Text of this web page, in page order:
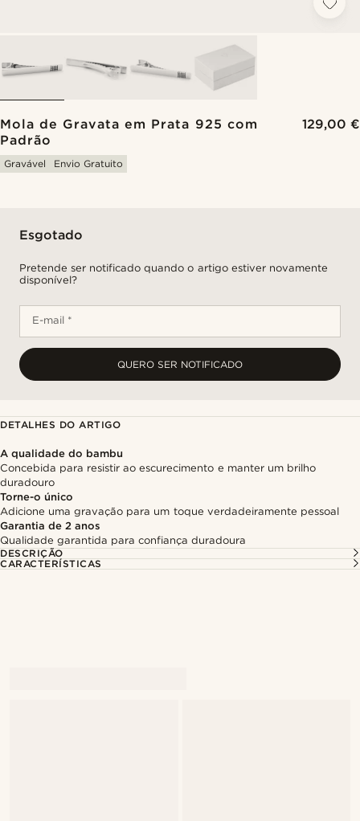
Mola de Gravata em Prata 925 com
Padrão
129,00 €
Gravável Envio Gratuito
Esgotado
Pretende ser notificado quando o artigo estiver novamente
disponível?
E-mail *
QUERO SER NOTIFICADO
DETALHES DO ARTIGO
A qualidade do bambu
Concebida para resistir ao escurecimento e manter um brilho
duradouro
Torne-o único
Adicione uma gravação para um toque verdadeiramente pessoal
Garantia de 2 anos
Qualidade garantida para confiança duradoura
DESCRIÇÃO
CARACTERÍSTICAS